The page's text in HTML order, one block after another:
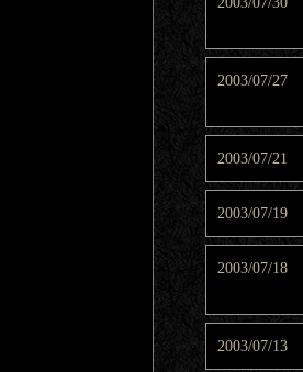
2003/07/27
2003/07/21
2003/07/19
2003/07/18
2003/07/13